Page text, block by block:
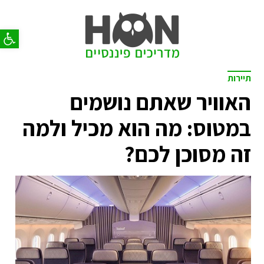
פתח
תיירות
האוויר שאתם נושמים
במטוס: מה הוא מכיל ולמה
זה מסוכן לכם?